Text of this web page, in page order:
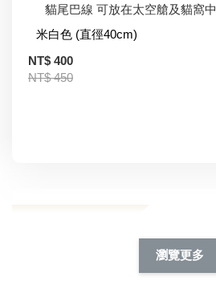
貓尾巴線 可放在太空艙及貓窩中
NT$ 400
NT$ 450
瀏覽更多